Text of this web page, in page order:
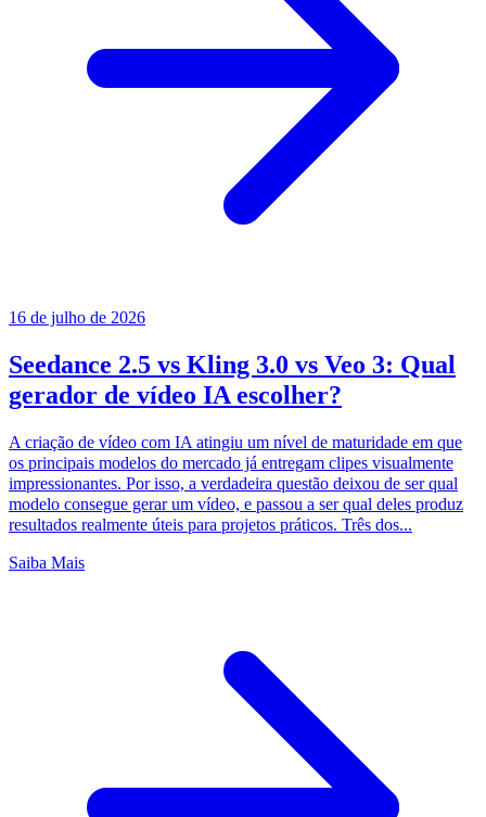
16 de julho de 2026
Seedance 2.5 vs Kling 3.0 vs Veo 3: Qual
gerador de vídeo IA escolher?
A criação de vídeo com IA atingiu um nível de maturidade em que
os principais modelos do mercado já entregam clipes visualmente
impressionantes. Por isso, a verdadeira questão deixou de ser qual
modelo consegue gerar um vídeo, e passou a ser qual deles produz
resultados realmente úteis para projetos práticos. Três dos...
Saiba Mais